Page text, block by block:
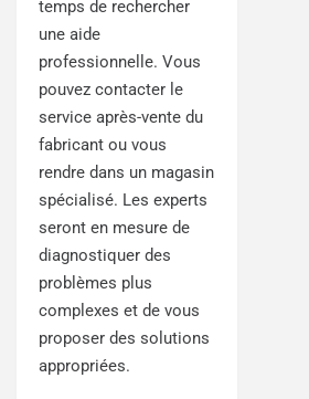
temps de rechercher
une aide
professionnelle. Vous
pouvez contacter le
service après-vente du
fabricant ou vous
rendre dans un magasin
spécialisé. Les experts
seront en mesure de
diagnostiquer des
problèmes plus
complexes et de vous
proposer des solutions
appropriées.